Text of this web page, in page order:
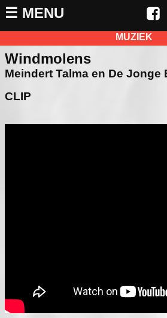
☰ MENU
MUZIEK
Windmolens
Meindert Talma en De Jonge
CLIP